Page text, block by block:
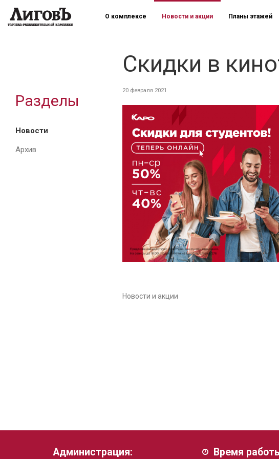
Разделы
Новости
Архив
О комплексе Новости и акции Планы этажей
Скидки в
20 февраля 2021
Новости и акции
Администрация: Время